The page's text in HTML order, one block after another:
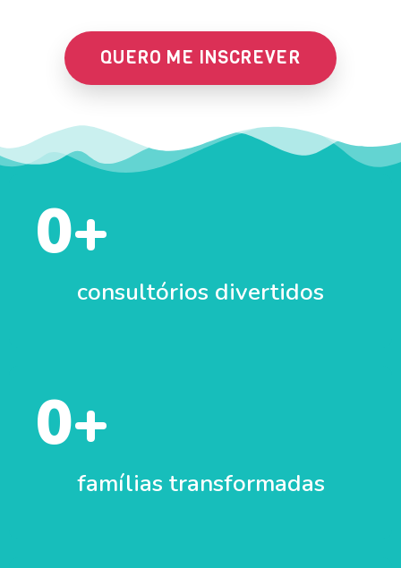
QUERO ME INSCREVER
consultórios divertidos
0+
famílias transformadas
0+